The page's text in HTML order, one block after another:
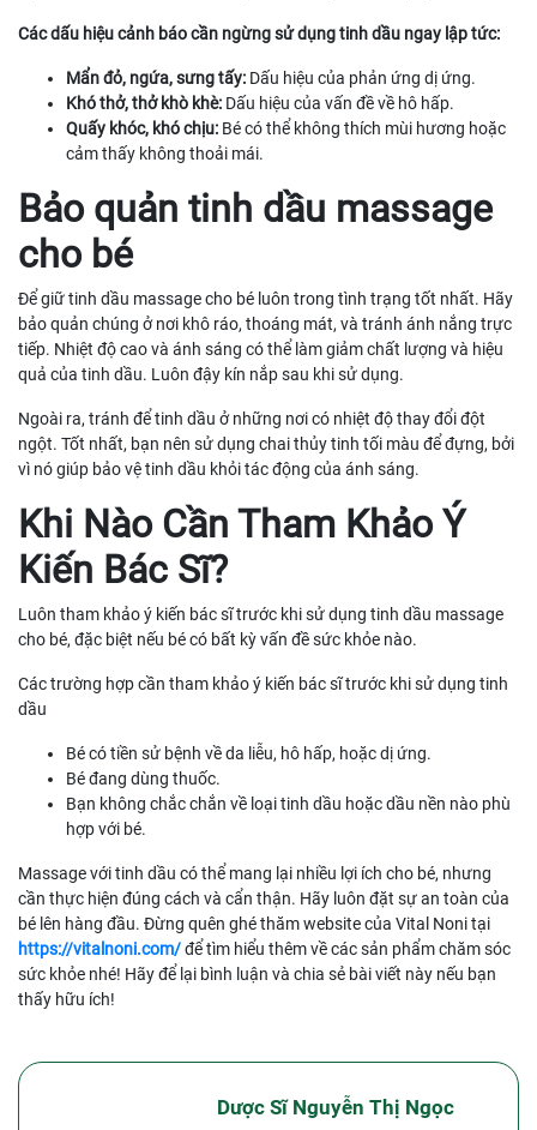
Các dấu hiệu cảnh báo cần ngừng sử dụng tinh dầu ngay lập tức:
Mẩn đỏ, ngứa, sưng tấy: Dấu hiệu của phản ứng dị ứng.
Khó thở, thở khò khè: Dấu hiệu của vấn đề về hô hấp.
Quấy khóc, khó chịu: Bé có thể không thích mùi hương hoặc
cảm thấy không thoải mái.
Bảo quản tinh dầu massage
cho bé
Để giữ tinh dầu massage cho bé luôn trong tình trạng tốt nhất. Hãy
bảo quản chúng ở nơi khô ráo, thoáng mát, và tránh ánh nắng trực
tiếp. Nhiệt độ cao và ánh sáng có thể làm giảm chất lượng và hiệu
quả của tinh dầu. Luôn đậy kín nắp sau khi sử dụng.
Ngoài ra, tránh để tinh dầu ở những nơi có nhiệt độ thay đổi đột
ngột. Tốt nhất, bạn nên sử dụng chai thủy tinh tối màu để đựng, bởi
vì nó giúp bảo vệ tinh dầu khỏi tác động của ánh sáng.
Khi Nào Cần Tham Khảo Ý
Kiến Bác Sĩ?
Luôn tham khảo ý kiến bác sĩ trước khi sử dụng tinh dầu massage
cho bé, đặc biệt nếu bé có bất kỳ vấn đề sức khỏe nào.
Các trường hợp cần tham khảo ý kiến bác sĩ trước khi sử dụng tinh
dầu
Bé có tiền sử bệnh về da liễu, hô hấp, hoặc dị ứng.
Bé đang dùng thuốc.
Bạn không chắc chắn về loại tinh dầu hoặc dầu nền nào phù
hợp với bé.
Massage với tinh dầu có thể mang lại nhiều lợi ích cho bé, nhưng
cần thực hiện đúng cách và cẩn thận. Hãy luôn đặt sự an toàn của
bé lên hàng đầu. Đừng quên ghé thăm website của Vital Noni tại
https://vitalnoni.com/để tìm hiểu thêm về các sản phẩm chăm sóc
sức khỏe nhé! Hãy để lại bình luận và chia sẻ bài viết này nếu bạn
thấy hữu ích!
Dược Sĩ Nguyễn Thị Ngọc